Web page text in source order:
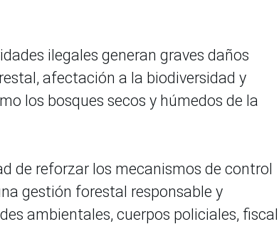
ilegales generan graves daños
afectación a la biodiversidad y
los bosques secos y húmedos de la
de reforzar los mecanismos de control
gestión forestal responsable y
ambientales, cuerpos policiales,